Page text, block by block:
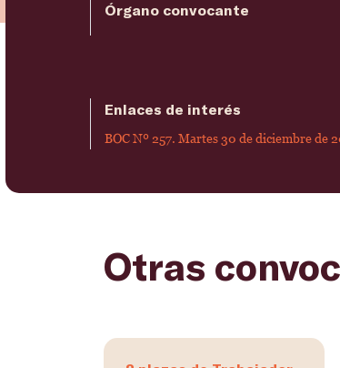
Órgano convocante
Enlaces de interés
BOC Nº 257. Martes 30 de diciembre de
Otras